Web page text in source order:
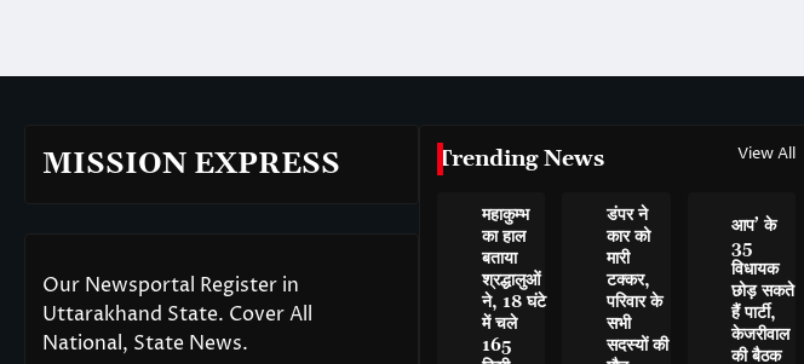
MISSION EXPRESS
Our Newsportal Register in
Uttarakhand State. Cover All
National, State News.
Trending News View All
महाकुम्भ
का हाल
बताया
श्रद्धालुओं
ने, 18 घंटे
में चले
165
डंपर ने
कार को
मारी
टक्कर,
परिवार के
सभी
सदस्यों की
आप’ के
35
विधायक
छोड़ सकते
हैं पार्टी,
केजरीवाल
की बैठक